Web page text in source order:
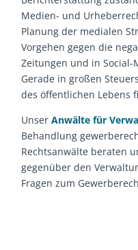
Medien- und
Planung der medialen
Vorgehen gegen die
Zeitungen und in
Gerade in großen
des öffentlichen Lebens
UnserAnwälte für
Behandlung
Rechtsanwälte beraten
gegenüber den
Fragen zum